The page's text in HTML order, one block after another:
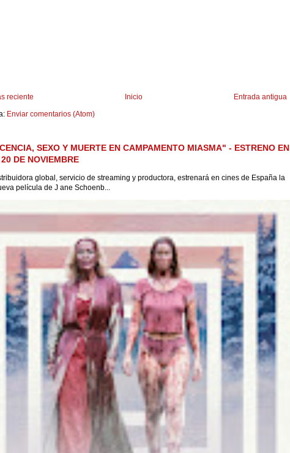
reciente Entrada antigua
Inicio
Enviar comentarios (Atom)
SEXO Y MUERTE EN CAMPAMENTO MIASMA" - ESTRENO EN
DE NOVIEMBRE
global, servicio de streaming y productora, estrenará en cines de España la
película de J ane Schoenb...